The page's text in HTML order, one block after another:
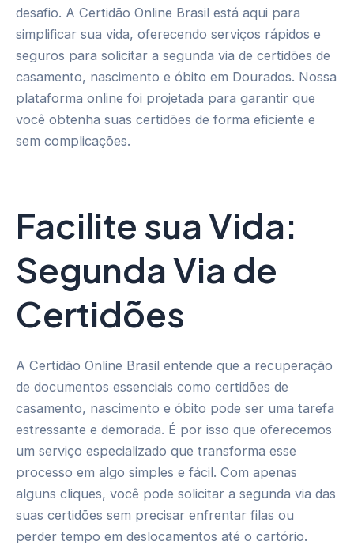
desafio. A Certidão Online Brasil está aqui para
simplificar sua vida, oferecendo serviços rápidos e
seguros para solicitar a segunda via de certidões de
casamento, nascimento e óbito em Dourados. Nossa
plataforma online foi projetada para garantir que
você obtenha suas certidões de forma eficiente e
sem complicações.
Facilite sua Vida:
Segunda Via de
Certidões
A Certidão Online Brasil entende que a recuperação
de documentos essenciais como certidões de
casamento, nascimento e óbito pode ser uma tarefa
estressante e demorada. É por isso que oferecemos
um serviço especializado que transforma esse
processo em algo simples e fácil. Com apenas
alguns cliques, você pode solicitar a segunda via das
suas certidões sem precisar enfrentar filas ou
perder tempo em deslocamentos até o cartório.